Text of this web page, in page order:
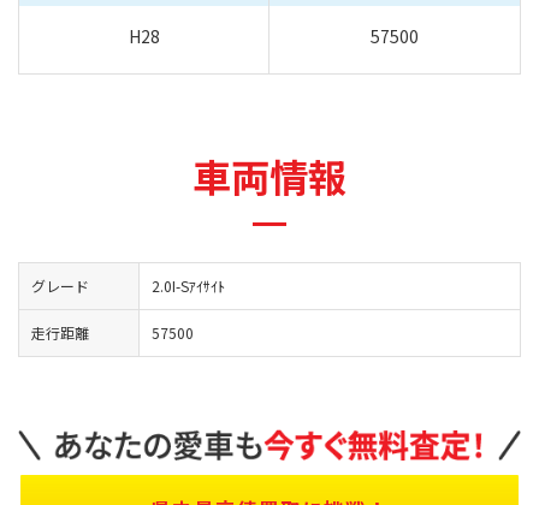
H28 57500
車両情報
グレード 2.0I-Sｱｲｻｲﾄ
走行距離 57500